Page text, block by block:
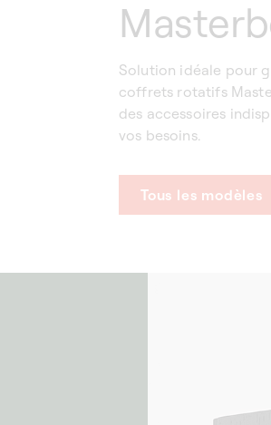
Solution idéale pour
coffrets rotatifs
des accessoires
vos besoins.
Tous les modèles